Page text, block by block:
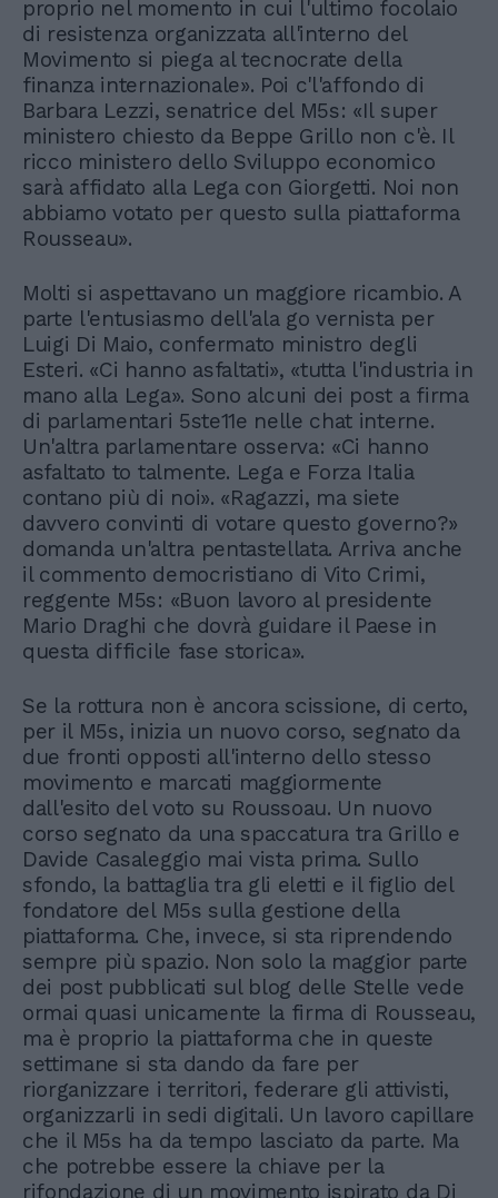
proprio nel momento in cui l'ultimo focolaio
di resistenza organizzata all'interno del
Movimento si piega al tecnocrate della
finanza internazionale». Poi c'l'affondo di
Barbara Lezzi, senatrice del M5s: «Il super
ministero chiesto da Beppe Grillo non c'è. Il
ricco ministero dello Sviluppo economico
sarà affidato alla Lega con Giorgetti. Noi non
abbiamo votato per questo sulla piattaforma
Rousseau».
Molti si aspettavano un maggiore ricambio. A
parte l'entusiasmo dell'ala go vernista per
Luigi Di Maio, confermato ministro degli
Esteri. «Ci hanno asfaltati», «tutta l'industria in
mano alla Lega». Sono alcuni dei post a firma
di parlamentari 5ste11e nelle chat interne.
Un'altra parlamentare osserva: «Ci hanno
asfaltato to talmente. Lega e Forza Italia
contano più di noi». «Ragazzi, ma siete
davvero convinti di votare questo governo?»
domanda un'altra pentastellata. Arriva anche
il commento democristiano di Vito Crimi,
reggente M5s: «Buon lavoro al presidente
Mario Draghi che dovrà guidare il Paese in
questa difficile fase storica».
Se la rottura non è ancora scissione, di certo,
per il M5s, inizia un nuovo corso, segnato da
due fronti opposti all'interno dello stesso
movimento e marcati maggiormente
dall'esito del voto su Roussoau. Un nuovo
corso segnato da una spaccatura tra Grillo e
Davide Casaleggio mai vista prima. Sullo
sfondo, la battaglia tra gli eletti e il figlio del
fondatore del M5s sulla gestione della
piattaforma. Che, invece, si sta riprendendo
sempre più spazio. Non solo la maggior parte
dei post pubblicati sul blog delle Stelle vede
ormai quasi unicamente la firma di Rousseau,
ma è proprio la piattaforma che in queste
settimane si sta dando da fare per
riorganizzare i territori, federare gli attivisti,
organizzarli in sedi digitali. Un lavoro capillare
che il M5s ha da tempo lasciato da parte. Ma
che potrebbe essere la chiave per la
rifondazione di un movimento ispirato da Di